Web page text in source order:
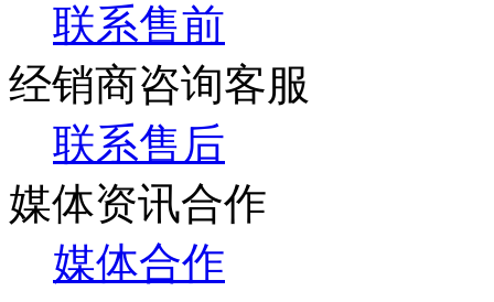
联系售前
经销商咨询客服
联系售后
媒体资讯合作
媒体合作